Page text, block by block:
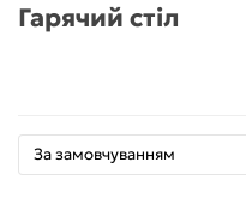
Гарячий стіл